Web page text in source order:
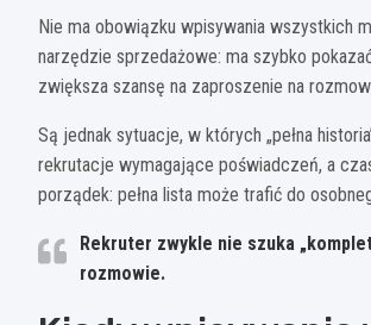
Nie ma obowiązku wpisywania wszystkich
narzędzie sprzedażowe: ma szybko
zwiększa szansę na zaproszenie na
Są jednak sytuacje, w których „pełna
rekrutacje wymagające poświadczeń, a
porządek: pełna lista może trafić do
Rekruter zwykle nie szuka
rozmowie.